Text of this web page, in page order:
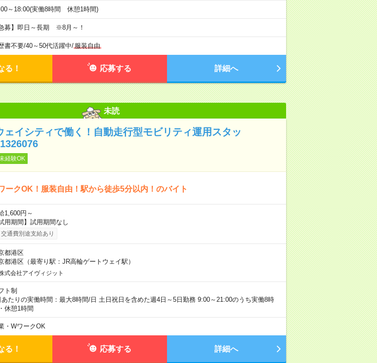
～18:00(実働8時間 休憩1時間)
急募】即日～長期 ※8月～！
書不要/40～50代活躍中/服装自由
る！ 応募する 詳細へ
未読
ェイシティで働く！自動走行型モビリティ運用スタッ
経験OK
ークOK！服装自由！駅から徒歩5分以内！のバイト
1,600円～
用期間】試用期間なし
交通費別途支給あり
都港区
都港区（最寄り駅：JR高輪ゲートウェイ駅）
式会社アイヴィジット
ト制
あたりの実働時間：最大8時間/日 土日祝日を含めた週4日～5日勤務 9:00～21:00のうち実働8時
休憩1時間
・WワークOK
る！ 応募する 詳細へ